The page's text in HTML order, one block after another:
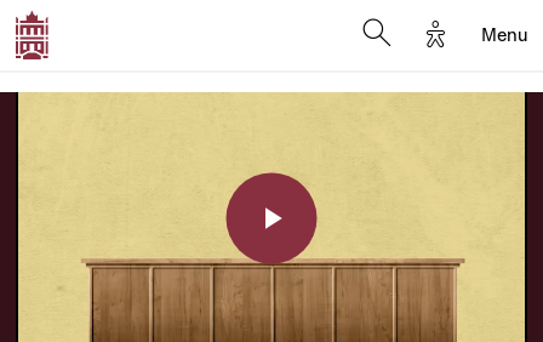
Options
Menu
Play
Video